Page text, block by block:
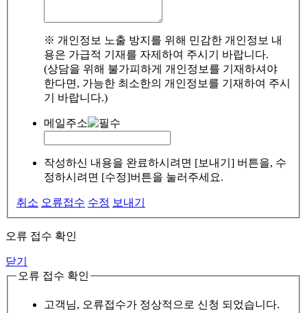
※ 개인정보 노출 방지를 위해 민감한 개인정보 내
용은 가급적 기재를 자제하여 주시기 바랍니다.
(상담을 위해 불가피하게 개인정보를 기재하셔야
한다면, 가능한 최소한의 개인정보를 기재하여 주시
기 바랍니다.)
메일주소
작성하신 내용을 완료하시려면 [보내기] 버튼을, 수
정하시려면 [수정]버튼을 눌러주세요.
취소 오류접수 수정 보내기
오류 접수 확인
닫기
오류 접수 확인
고객님, 오류접수가 정상적으로 신청 되었습니다.